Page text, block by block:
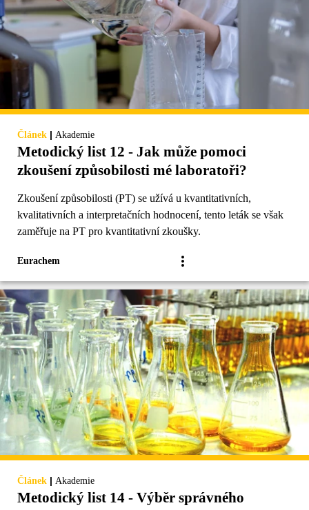
Článek | Akademie
Metodický list 12 - Jak může pomoci
zkoušení způsobilosti mé laboratoři?
Zkoušení způsobilosti (PT) se užívá u kvantitativních,
kvalitativních a interpretačních hodnocení, tento leták se však
zaměřuje na PT pro kvantitativní zkoušky.
Eurachem
Článek | Akademie
Metodický list 14 - Výběr správného